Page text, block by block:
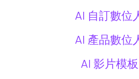
AI 自訂數位
AI 產品數位
AI 影片模板